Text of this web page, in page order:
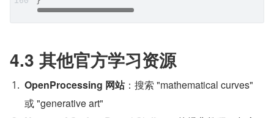
4.3 其他官方学习资源
OpenProcessing 网站：搜索 "mathematical curves"
或 "generative art"